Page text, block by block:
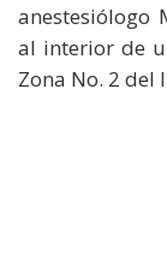
anestesiólogo
al interior de
Zona No. 2 del